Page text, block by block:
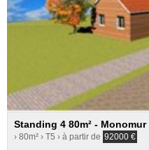
Standing 4 80m² - Monomur
› 80m² › T5 › à partir de 92000 €